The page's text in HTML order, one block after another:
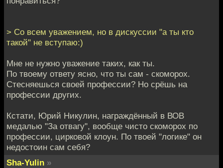
> Со всем уважением, но в дискуссии "а ты кто
такой" не вступаю:)
Мне не нужно уважение таких, как ты.
По твоему ответу ясно, что ты сам - скоморох.
Стесняешься своей профессии? Но срёшь на
профессии других.
Кстати, Юрий Никулин, награждённый в ВОВ
медалью "За отвагу", вообще чисто скоморох по
профессии, цирковой клоун. По твоей "логике" он
недостоин сам себя?
Sha-Yulin »